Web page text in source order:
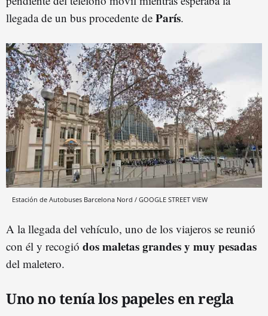
llegada de un bus procedente de París.
Estación de Autobuses Barcelona Nord / GOOGLE STREET VIEW
A la llegada del vehículo, uno de los viajeros se reunió
con él y recogió dos maletas grandes y muy pesadas
del maletero.
Uno no tenía los papeles en regla